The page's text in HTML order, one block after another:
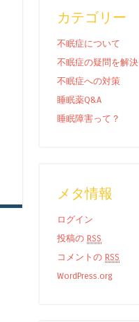
カテゴリー
不眠症について
不眠症の疑問を解決
不眠症への対策
睡眠薬Q&A
睡眠障害って？
メタ情報
ログイン
投稿の RSS
コメントの RSS
WordPress.org